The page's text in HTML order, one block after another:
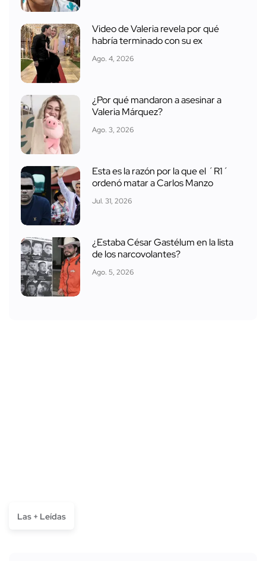
Video de Valeria revela por qué
habría terminado con su ex
Ago. 4, 2026
¿Por qué mandaron a asesinar a
Valeria Márquez?
Ago. 3, 2026
Esta es la razón por la que el ´R1´
ordenó matar a Carlos Manzo
Jul. 31, 2026
¿Estaba César Gastélum en la lista
de los narcovolantes?
Ago. 5, 2026
Las + Leídas